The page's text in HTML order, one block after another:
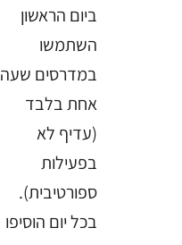
ביום הראשון
השתמשו
במדרסים שעה
אחת בלבד
(עדיף לא
בפעילות
ספורטיבית).
בכל יום הוסיפו